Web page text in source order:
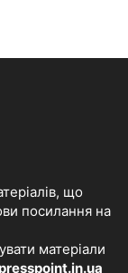
що
посилання на
матеріали